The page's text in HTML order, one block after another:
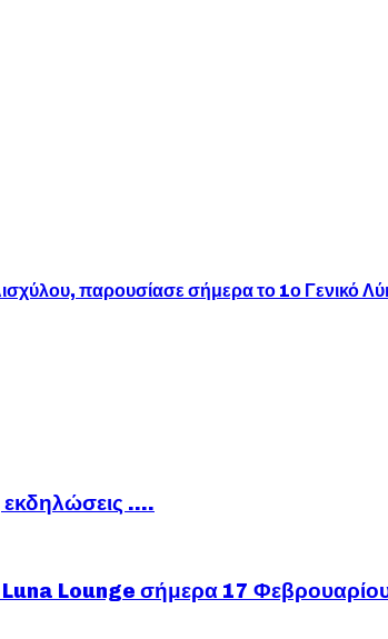
παρουσίασε σήμερα το 1ο Γενικό
εκδηλώσεις ….
Lounge σήμερα 17